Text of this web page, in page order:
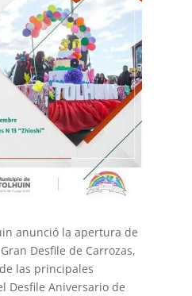
anunció la apertura de
Desfile de Carrozas,
las principales
Desfile Aniversario de